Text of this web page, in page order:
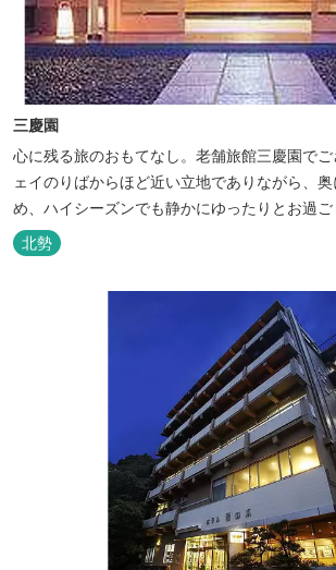
三慶園
心に残る旅のおもてなし。老舗旅館三慶園で
ェイのりばからほど近い立地でありながら、
め、ハイシーズンでも静かにゆったりとお過
慢の大浴場からは、雄大な御在所岳を背に、御
望めます。季節ごとに表情を変える湯の山の自
極のひとときをどうぞ。
北勢